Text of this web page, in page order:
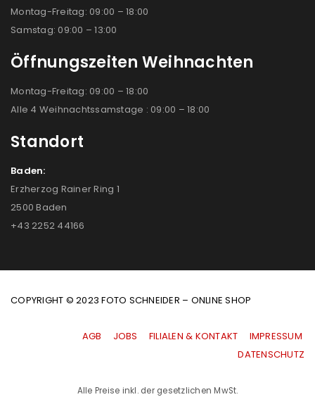
Montag-Freitag: 09:00 – 18:00
Samstag: 09:00 – 13:00
Öffnungszeiten Weihnachten
Montag-Freitag: 09:00 – 18:00
Alle 4 Weihnachtssamstage : 09:00 – 18:00
Standort
Baden:
Erzherzog Rainer Ring 1
2500 Baden
+43 2252 44166
COPYRIGHT © 2023 FOTO SCHNEIDER – ONLINE SHOP
AGB JOBS FILIALEN & KONTAKT
IMPRESSUM
|DATENSCHUTZ
Alle Preise inkl. der gesetzlichen MwSt.